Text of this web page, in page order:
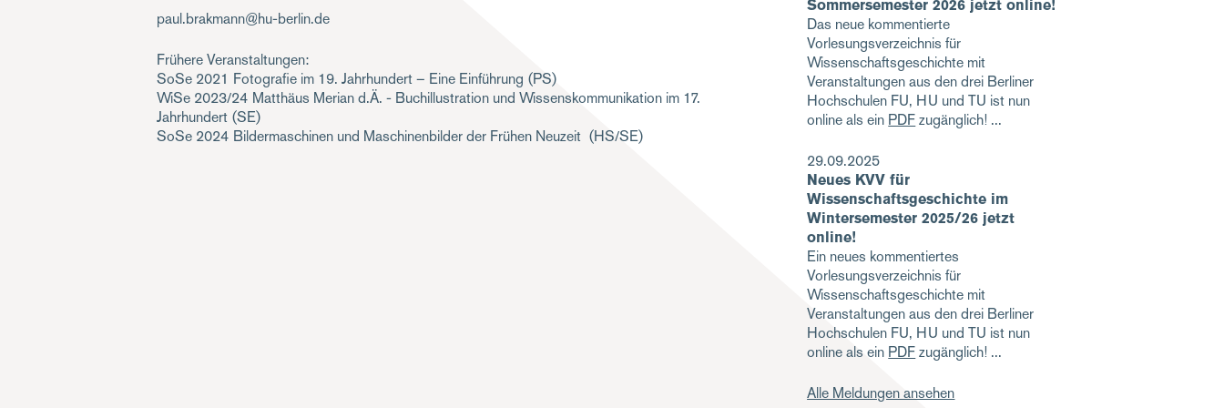
paul.brakmann@hu-berlin.de
Frühere Veranstaltungen:
SoSe 2021 Fotografie im 19. Jahrhundert – Eine Einführung (PS)
WiSe 2023/24 Matthäus Merian d.Ä. - Buchillustration und Wissenskommunikation im 17.
Jahrhundert (SE)
SoSe 2024 Bildermaschinen und Maschinenbilder der Frühen Neuzeit (HS/SE)
Sommersemester 2026 jetzt online!
Das neue kommentierte
Vorlesungsverzeichnis für
Wissenschaftsgeschichte mit
Veranstaltungen aus den drei Berliner
Hochschulen FU, HU und TU ist nun
online als ein PDFzugänglich!
29.09.2025
Neues KVV für
Wissenschaftsgeschichte im
Wintersemester 2025/26 jetzt
online!
Ein neues kommentiertes
Vorlesungsverzeichnis für
Wissenschaftsgeschichte mit
Veranstaltungen aus den drei Berliner
Hochschulen FU, HU und TU ist nun
online als ein PDFzugänglich!
Alle Meldungen ansehen